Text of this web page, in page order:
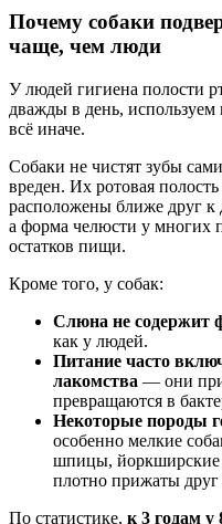
Почему собаки
чаще, чем люди
У людей гигиена полости
дважды в день,
всё иначе.
Собаки не чистят зубы
вреден. Их ротовая
расположены ближе друг к
а форма челюсти у многих
остатков пищи.
Кроме того, у собак:
Слюна не содержит
как у людей.
Питание часто
лакомства — они
превращаются в
Некоторые породы
особенно мелкие
шпицы, йоркширские
плотно прижаты друг
По статистике, к 3 годам у